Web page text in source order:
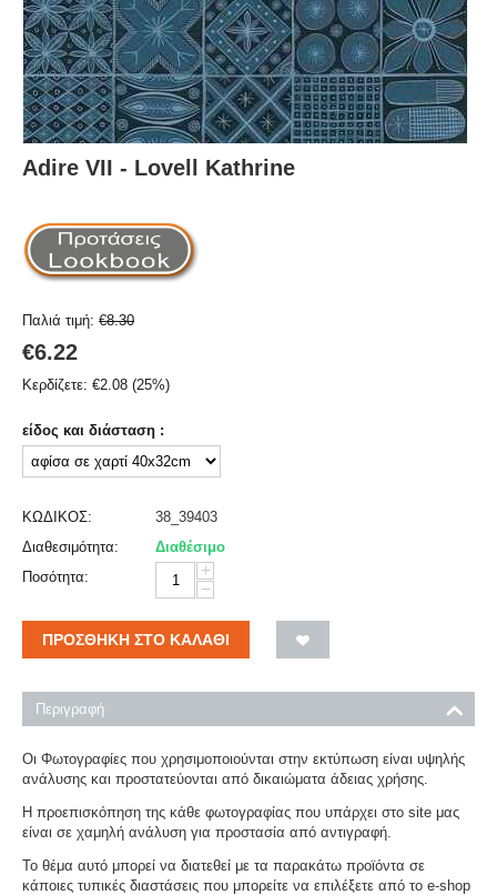
Adire VII - Lovell Kathrine
Παλιά τιμή: €8.30
€6.22
Κερδίζετε: €2.08 (25%)
είδος και διάσταση :
ΚΩΔΙΚΟΣ:
38_39403
Διαθεσιμότητα:
Διαθέσιμο
Ποσότητα:
+
−
ΠΡΟΣΘΉΚΗ ΣΤΟ ΚΑΛΆΘΙ
Περιγραφή
Οι Φωτογραφίες που χρησιμοποιούνται στην εκτύπωση είναι υψηλής
ανάλυσης και προστατεύονται από δικαιώματα άδειας χρήσης.
Η προεπισκόπηση της κάθε φωτογραφίας που υπάρχει στο site μας
είναι σε χαμηλή ανάλυση για προστασία από αντιγραφή.
Το θέμα αυτό μπορεί να διατεθεί με τα παρακάτω προϊόντα σε
κάποιες τυπικές διαστάσεις που μπορείτε να επιλέξετε από το e-shop